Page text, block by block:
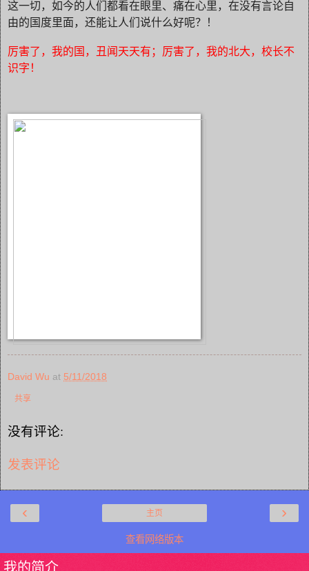
这一切，如今的人们都看在眼里、痛在心里，在没有言论自
由的国度里面，还能让人们说什么好呢？ ！
厉害了，我的国，丑闻天天有；厉害了，我的北大，校长不
识字 ！
David Wu at 5/11/2018
共享
没有评论:
发表评论
‹ ›
主页
查看网络版本
我的简介